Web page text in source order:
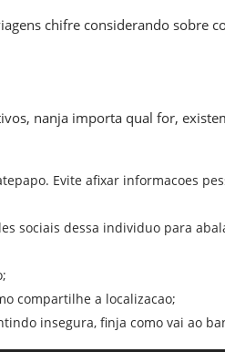
chifre considerando sobre
nanja importa qual for,
Evite afixar informacoes
sociais dessa individuo para
compartilhe a localizacao;
insegura, finja como vai ao